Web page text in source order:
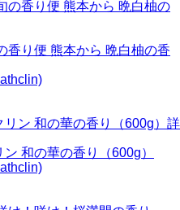
香り便 熊本から 晩白柚の香
詳
和の華の香り（600g）